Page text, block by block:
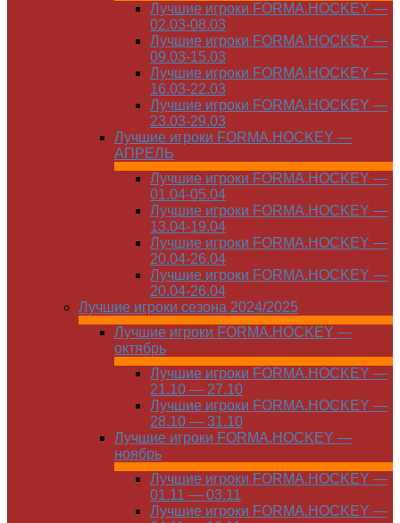
Лучшие игроки FORMA.HOCKEY —
02.03-08.03
Лучшие игроки FORMA.HOCKEY —
09.03-15.03
Лучшие игроки FORMA.HOCKEY —
16.03-22.03
Лучшие игроки FORMA.HOCKEY —
23.03-29.03
Лучшие игроки FORMA.HOCKEY —
АПРЕЛЬ
Лучшие игроки FORMA.HOCKEY —
01.04-05.04
Лучшие игроки FORMA.HOCKEY —
13.04-19.04
Лучшие игроки FORMA.HOCKEY —
20.04-26.04
Лучшие игроки FORMA.HOCKEY —
20.04-26.04
Лучшие игроки сезона 2024/2025
Лучшие игроки FORMA.HOCKEY —
октябрь
Лучшие игроки FORMA.HOCKEY —
21.10 — 27.10
Лучшие игроки FORMA.HOCKEY —
28.10 — 31.10
Лучшие игроки FORMA.HOCKEY —
ноябрь
Лучшие игроки FORMA.HOCKEY —
01.11 — 03.11
Лучшие игроки FORMA.HOCKEY —